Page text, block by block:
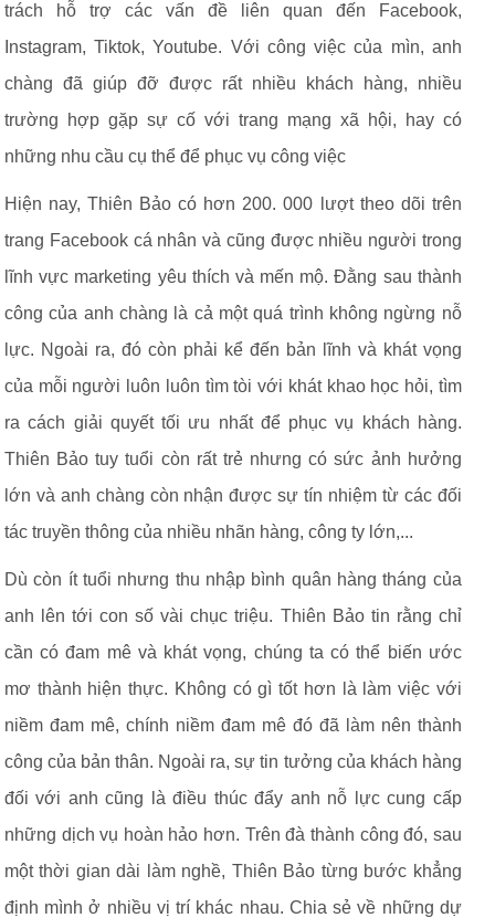
trách hỗ trợ các vấn đề liên quan đến Facebook,
Instagram, Tiktok, Youtube. Với công việc của mìn, anh
chàng đã giúp đỡ được rất nhiều khách hàng, nhiều
trường hợp gặp sự cố với trang mạng xã hội, hay có
những nhu cầu cụ thể để phục vụ công việc
Hiện nay, Thiên Bảo có hơn 200. 000 lượt theo dõi trên
trang Facebook cá nhân và cũng được nhiều người trong
lĩnh vực marketing yêu thích và mến mộ. Đằng sau thành
công của anh chàng là cả một quá trình không ngừng nỗ
lực. Ngoài ra, đó còn phải kể đến bản lĩnh và khát vọng
của mỗi người luôn luôn tìm tòi với khát khao học hỏi, tìm
ra cách giải quyết tối ưu nhất để phục vụ khách hàng.
Thiên Bảo tuy tuổi còn rất trẻ nhưng có sức ảnh hưởng
lớn và anh chàng còn nhận được sự tín nhiệm từ các đối
tác truyền thông của nhiều nhãn hàng, công ty lớn,...
Dù còn ít tuổi nhưng thu nhập bình quân hàng tháng của
anh lên tới con số vài chục triệu. Thiên Bảo tin rằng chỉ
cần có đam mê và khát vọng, chúng ta có thể biến ước
mơ thành hiện thực. Không có gì tốt hơn là làm việc với
niềm đam mê, chính niềm đam mê đó đã làm nên thành
công của bản thân. Ngoài ra, sự tin tưởng của khách hàng
đối với anh cũng là điều thúc đẩy anh nỗ lực cung cấp
những dịch vụ hoàn hảo hơn. Trên đà thành công đó, sau
một thời gian dài làm nghề, Thiên Bảo từng bước khẳng
định mình ở nhiều vị trí khác nhau. Chia sẻ về những dự